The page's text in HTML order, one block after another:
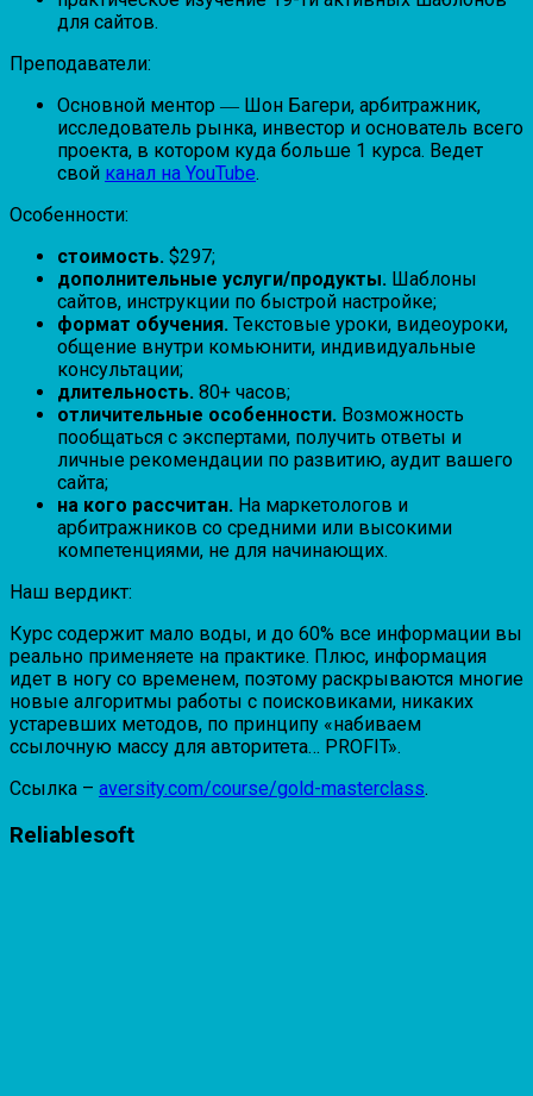
для сайтов.
Преподаватели:
Основной ментор ― Шон Багери, арбитражник,
исследователь рынка, инвестор и основатель всего
проекта, в котором куда больше 1 курса. Ведет
свой канал на YouTube.
Особенности:
стоимость. $297;
дополнительные услуги/продукты. Шаблоны
сайтов, инструкции по быстрой настройке;
формат обучения. Текстовые уроки, видеоуроки,
общение внутри комьюнити, индивидуальные
консультации;
длительность. 80+ часов;
отличительные особенности. Возможность
пообщаться с экспертами, получить ответы и
личные рекомендации по развитию, аудит вашего
сайта;
на кого рассчитан. На маркетологов и
арбитражников со средними или высокими
компетенциями, не для начинающих.
Наш вердикт:
Курс содержит мало воды, и до 60% все информации вы
реально применяете на практике. Плюс, информация
идет в ногу со временем, поэтому раскрываются многие
новые алгоритмы работы с поисковиками, никаких
устаревших методов, по принципу «набиваем
ссылочную массу для авторитета… PROFIT».
Ссылка – aversity.com/course/gold-masterclass.
Reliablesoft